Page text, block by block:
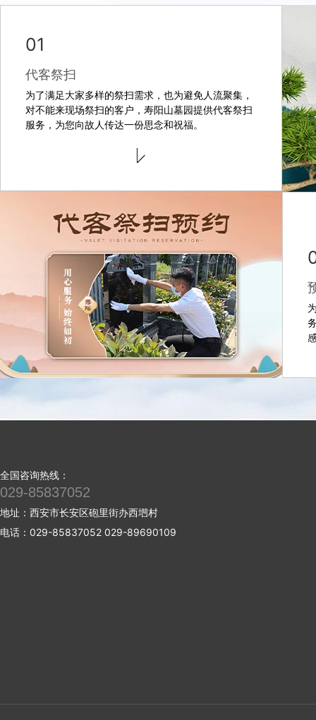
01
代客祭扫
为了满足大家多样的祭扫需求，也为避免人流聚集，
对不能来现场祭扫的客户，寿阳山墓园提供代客祭扫
服务，为您向故人传达一份思念和祝福。
全国咨询热线：
029-85837052
地址：西安市长安区砲里街办西垇村
电话：029-85837052 029-89690109